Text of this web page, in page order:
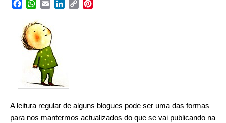
Facebook
WhatsApp
EmailLinkedIn
Copy
A leitura regular de alguns blogues pode ser uma das formas
para nos mantermos actualizados do que se vai publicando na